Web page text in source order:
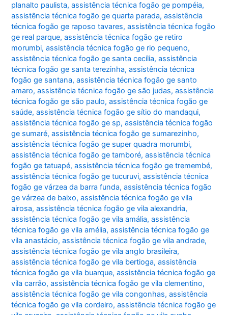
planalto paulista,assistência técnica fogão ge pompéia,
assistência técnica fogão ge quarta parada,assistência
técnica fogão ge raposo tavares,assistência técnica fogão
ge real parque,assistência técnica fogão ge retiro
morumbi,assistência técnica fogão ge rio pequeno,
assistência técnica fogão ge santa cecília,assistência
técnica fogão ge santa terezinha,assistência técnica
fogão ge santana,assistência técnica fogão ge santo
amaro,assistência técnica fogão ge são judas,assistência
técnica fogão ge são paulo,assistência técnica fogão ge
saúde,assistência técnica fogão ge sítio do mandaqui,
assistência técnica fogão ge sp,assistência técnica fogão
ge sumaré,assistência técnica fogão ge sumarezinho,
assistência técnica fogão ge super quadra morumbi,
assistência técnica fogão ge tamboré,assistência técnica
fogão ge tatuapé,assistência técnica fogão ge tremembé,
assistência técnica fogão ge tucuruvi,assistência técnica
fogão ge várzea da barra funda,assistência técnica fogão
ge várzea de baixo,assistência técnica fogão ge vila
airosa,assistência técnica fogão ge vila alexandria,
assistência técnica fogão ge vila amália,assistência
técnica fogão ge vila amélia,assistência técnica fogão ge
vila anastácio,assistência técnica fogão ge vila andrade,
assistência técnica fogão ge vila anglo brasileira,
assistência técnica fogão ge vila bertioga,assistência
técnica fogão ge vila buarque,assistência técnica fogão ge
vila carrão,assistência técnica fogão ge vila clementino,
assistência técnica fogão ge vila congonhas,assistência
técnica fogão ge vila cordeiro,assistência técnica fogão ge